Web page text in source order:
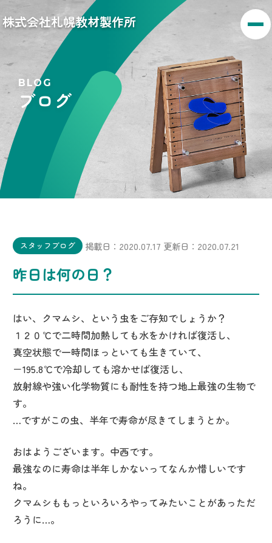
株式会社札幌教材製作所
BLOG
ブログ
スタッフブログ 掲載日：2020.07.17 更新日：2020.07.21
昨日は何の日？
はい、クマムシ、という虫をご存知でしょうか？
１２０℃で二時間加熱しても水をかければ復活し、
真空状態で一時間ほっといても生きていて、
－195.8℃で冷却しても溶かせば復活し、
放射線や強い化学物質にも耐性を持つ地上最強の生物で
す。
…ですがこの虫、半年で寿命が尽きてしまうとか。
おはようございます。中西です。
最強なのに寿命は半年しかないってなんか惜しいです
ね。
クマムシももっといろいろやってみたいことがあっただ
ろうに…。